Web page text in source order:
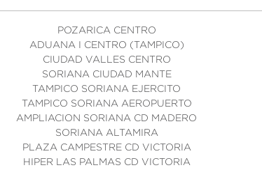
POZARICA CENTRO
ADUANA I CENTRO (TAMPICO)
CIUDAD VALLES CENTRO
SORIANA CIUDAD MANTE
TAMPICO SORIANA EJERCITO
TAMPICO SORIANA AEROPUERTO
AMPLIACION SORIANA CD MADERO
SORIANA ALTAMIRA
PLAZA CAMPESTRE CD VICTORIA
HIPER LAS PALMAS CD VICTORIA